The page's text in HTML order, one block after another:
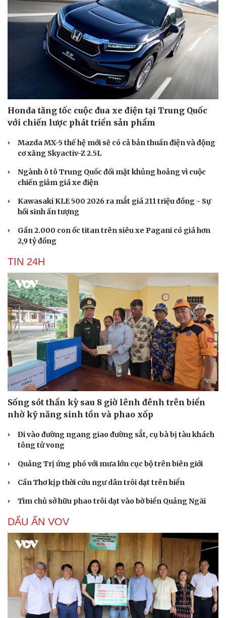
Honda tăng tốc cuộc đua xe điện tại Trung Quốc
với chiến lược phát triển sản phẩm
Mazda MX-5 thế hệ mới sẽ có cả bản thuần điện và động
cơ xăng Skyactiv-Z 2.5L
Ngành ô tô Trung Quốc đối mặt khủng hoảng vì cuộc
chiến giảm giá xe điện
Kawasaki KLE 500 2026 ra mắt giá 211 triệu đồng - Sự
hồi sinh ấn tượng
Gần 2.000 con ốc titan trên siêu xe Pagani có giá hơn
2,9 tỷ đồng
TIN 24H
Sống sót thần kỳ sau 8 giờ lênh đênh trên biển
nhờ kỹ năng sinh tồn và phao xốp
Đi vào đường ngang giao đường sắt, cụ bà bị tàu khách
tông tử vong
Quảng Trị ứng phó với mưa lớn cục bộ trên biên giới
Cần Thơ kịp thời cứu ngư dân trôi dạt trên biển
Tìm chủ sở hữu phao trôi dạt vào bờ biển Quảng Ngãi
DẤU ẤN VOV